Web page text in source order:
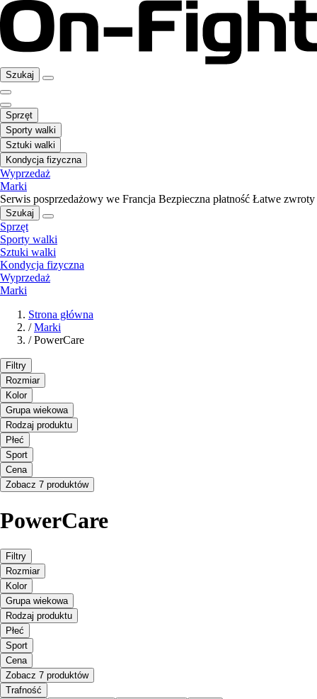
Szukaj
Sprzęt
Sporty walki
Sztuki walki
Kondycja fizyczna
Wyprzedaż
Marki
Serwis posprzedażowy we Francja Bezpieczna płatność Łatwe zwroty
Szukaj
Sprzęt
Sporty walki
Sztuki walki
Kondycja fizyczna
Wyprzedaż
Marki
Strona główna
/ Marki
/ PowerCare
Filtry
Rozmiar
Kolor
Grupa wiekowa
Rodzaj produktu
Płeć
Sport
Cena
Zobacz 7 produktów
PowerCare
Filtry
Rozmiar
Kolor
Grupa wiekowa
Rodzaj produktu
Płeć
Sport
Cena
Zobacz 7 produktów
Trafność